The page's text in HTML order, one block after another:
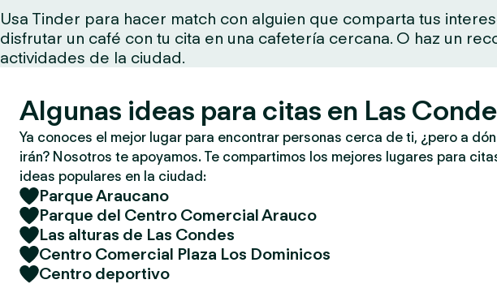
Usa Tinder para hacer match con alguien que comparta tus
disfrutar un café con tu cita en una cafetería cercana. O haz un
actividades de la ciudad.
Algunas ideas para citas en Las
Ya conoces el mejor lugar para encontrar personas cerca de ti, ¿pero a
irán? Nosotros te apoyamos. Te compartimos los mejores lugares para
ideas populares en la ciudad:
Parque Araucano
Parque del Centro Comercial Arauco
Las alturas de Las Condes
Centro Comercial Plaza Los Dominicos
Centro deportivo